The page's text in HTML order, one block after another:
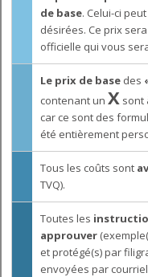
de base. Celui-ci
désirées. Ce prix
officielle qui vous
Le prix de base des
contenant un X sont
car ce sont des
été entièrement
Tous les coûts sont
TVQ).
Toutes les
approuver
et protégé(s) par
envoyées par courriel